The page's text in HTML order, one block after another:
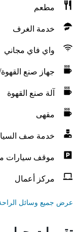
مطعم
خدمة الغرف
واي فاي مجاني
جهاز صنع
آلة صنع القهوة
مقهى
خدمة صف
موقف سيارات
مركز أعمال
عرض جميع وسائل الراحة